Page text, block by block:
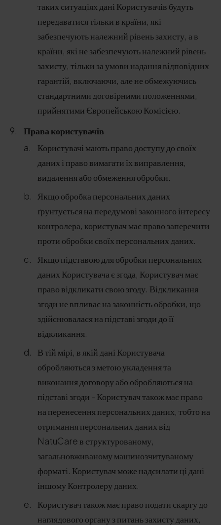
таких ситуаціях дані Користувачів будуть
передаватися тільки в країни, які
забезпечують належний рівень захисту, а в
країни, які не забезпечують належний рівень
захисту, тільки за умови надання відповідних
гарантій, включаючи, але не обмежуючись
стандартними договірними положеннями,
прийнятими Європейською Комісією.
Права користувачів
Користувачі мають право доступу до своїх
даних і право вимагати їх виправлення,
видалення або обмеження обробки.
Якщо обробка персональних даних
ґрунтується на передумові законного інтересу
контролера, користувач має право заперечити
проти обробки своїх персональних даних.
Якщо підставою для обробки персональних
даних Користувача є згода, Користувач має
право відкликати свою згоду. Відкликання
згоди не впливає на законність обробки, що
здійснювалася на підставі згоди до її
відкликання.
В тій мірі, в якій дані Користувача
обробляються з метою укладення та
виконання договору або обробляються на
підставі згоди - Користувач також має право
на перенесення персональних даних, тобто на
отримання персональних даних від
NatuCare в структурованому,
загальновживаному машинозчитуваному
форматі. Користувач може надсилати ці дані
іншому Контролеру даних.
Користувач також має право подати скаргу до
наглядового органу з питань захисту даних,